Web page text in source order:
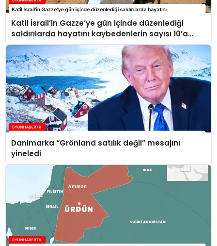
Katil İsrail’in Gazze’ye gün içinde düzenlediği
saldırılarda hayatını kaybedenlerin sayısı 10’a
yükseldi
Danimarka “Grönland satılık değil” mesajını
yineledi